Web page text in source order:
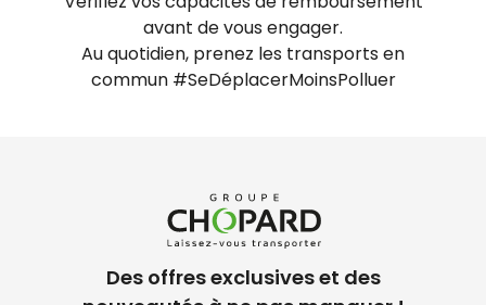
avant de vous engager.
Au quotidien, prenez les transports en
commun #SeDéplacerMoinsPolluer
Des offres exclusives et des